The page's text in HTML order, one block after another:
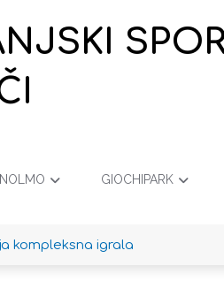
NOLMO GIOCHIPARK
kompleksna igrala